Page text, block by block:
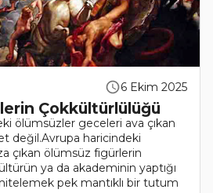
6 Ekim 2025
Çokkültürlülüğü
ölümsüzler geceleri ava çıkan
değil.Avrupa haricindeki
çıkan ölümsüz figürlerin
ya da akademinin yaptığı
pek mantıklı bir tutum